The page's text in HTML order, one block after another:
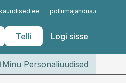
pollumajandus.ee
Telli Logi sisse
Iseteenindus
Personaliuudised
Minu Personaliuudised